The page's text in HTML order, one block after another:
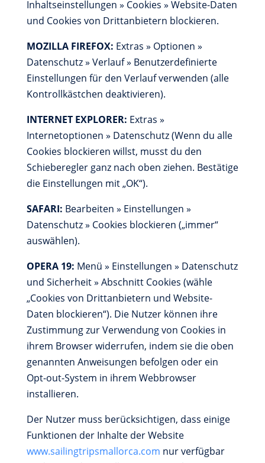
Inhaltseinstellungen » Cookies » Website-Daten
und Cookies von Drittanbietern blockieren.
MOZILLA FIREFOX: Extras » Optionen »
Datenschutz » Verlauf » Benutzerdefinierte
Einstellungen für den Verlauf verwenden (alle
Kontrollkästchen deaktivieren).
INTERNET EXPLORER: Extras »
Internetoptionen » Datenschutz (Wenn du alle
Cookies blockieren willst, musst du den
Schieberegler ganz nach oben ziehen. Bestätige
die Einstellungen mit „OK“).
SAFARI: Bearbeiten » Einstellungen »
Datenschutz » Cookies blockieren („immer“
auswählen).
OPERA 19: Menü » Einstellungen » Datenschutz
und Sicherheit » Abschnitt Cookies (wähle
„Cookies von Drittanbietern und Website-
Daten blockieren“). Die Nutzer können ihre
Zustimmung zur Verwendung von Cookies in
ihrem Browser widerrufen, indem sie die oben
genannten Anweisungen befolgen oder ein
Opt-out-System in ihrem Webbrowser
installieren.
Der Nutzer muss berücksichtigen, dass einige
Funktionen der Inhalte der Website
www.sailingtripsmallorca.com nur verfügbar